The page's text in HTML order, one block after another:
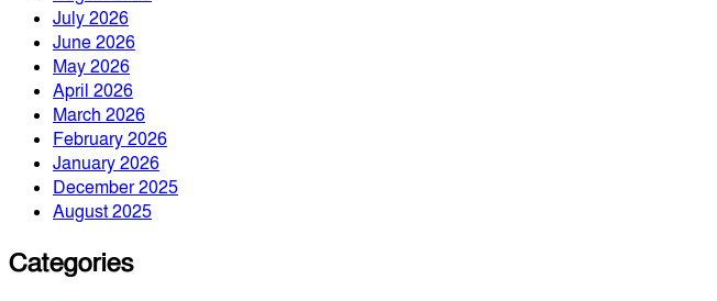
July 2026
June 2026
May 2026
April 2026
March 2026
February 2026
January 2026
December 2025
August 2025
Categories